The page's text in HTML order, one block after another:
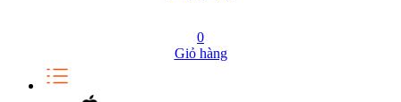
0
Giỏ hàng